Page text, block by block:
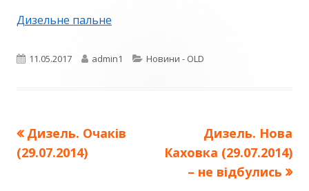
Дизельне пальне
Опубліковано
11.05.2017 Автор
admin1 Категорії
Новини - OLD
Навігація
записів
Попередня
стаття:
Дизель. Очаків
(29.07.2014)
Наступна
стаття:
Дизель. Нова
Каховка (29.07.2014)
– не відбулись